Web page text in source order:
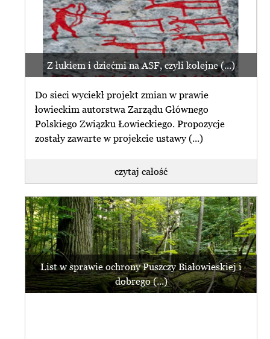
Z łukiem i dziećmi na ASF, czyli kolejne (...)
Do sieci wyciekł projekt zmian w prawie
łowieckim autorstwa Zarządu Głównego
Polskiego Związku Łowieckiego. Propozycje
zostały zawarte w projekcie ustawy (...)
czytaj całość
List w sprawie ochrony Puszczy Białowieskiej i
dobrego (...)